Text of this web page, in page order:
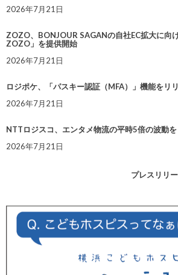
2026年7月21日
ZOZO、BONJOUR SAGANの自社EC拡大に
ZOZO」を提供開始
2026年7月21日
ロジポケ、「パスキー認証（MFA）」機能をリ
2026年7月21日
NTTロジスコ、エンタメ物流の平時5倍の波動
2026年7月21日
プレスリリ